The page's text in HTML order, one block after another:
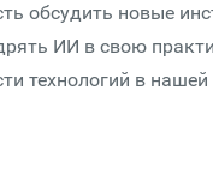
обсудить новые
ИИ в свою
технологий в